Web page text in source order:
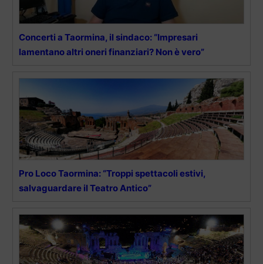
Concerti a Taormina, il sindaco: “Impresari
lamentano altri oneri finanziari? Non è vero”
Pro Loco Taormina: “Troppi spettacoli estivi,
salvaguardare il Teatro Antico”